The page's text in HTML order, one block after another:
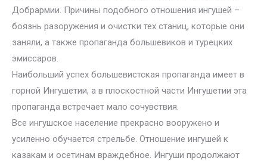
Добрармии. Причины подобного отношения ингушей –
боязнь разоружения и очистки тех станиц, которые они
заняли, а также пропаганда большевиков и турецких
эмиссаров.
Наибольший успех большевистская пропаганда имеет в
горной Ингушетии, а в плоскостной части Ингушетии эта
пропаганда встречает мало сочувствия.
Все ингушское население прекрасно вооружено и
усиленно обучается стрельбе. Отношение ингушей к
казакам и осетинам враждебное. Ингуши продолжают